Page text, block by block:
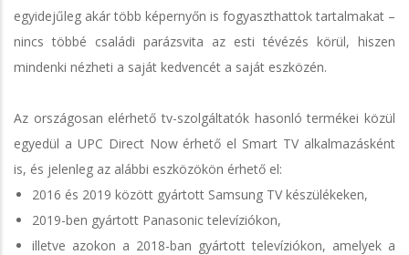
egyidejűleg akár több képernyőn is fogyaszthattok tartalmakat –
nincs többé családi parázsvita az esti tévézés körül, hiszen
mindenki nézheti a saját kedvencét a saját eszközén.
Az országosan elérhető tv-szolgáltatók hasonló termékei közül
egyedül a UPC Direct Now érhető el Smart TV alkalmazásként
is, és jelenleg az alábbi eszközökön érhető el:
2016 és 2019 között gyártott Samsung TV készülékeken,
2019-ben gyártott Panasonic televíziókon,
illetve azokon a 2018-ban gyártott televíziókon, amelyek a